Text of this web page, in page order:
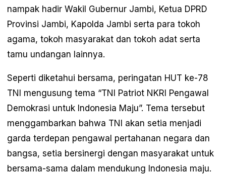
nampak hadir Wakil Gubernur Jambi, Ketua DPRD
Provinsi Jambi, Kapolda Jambi serta para tokoh
agama, tokoh masyarakat dan tokoh adat serta
tamu undangan lainnya.
Seperti diketahui bersama, peringatan HUT ke-78
TNI mengusung tema “TNI Patriot NKRI Pengawal
Demokrasi untuk Indonesia Maju”. Tema tersebut
menggambarkan bahwa TNI akan setia menjadi
garda terdepan pengawal pertahanan negara dan
bangsa, setia bersinergi dengan masyarakat untuk
bersama-sama dalam mendukung Indonesia maju.